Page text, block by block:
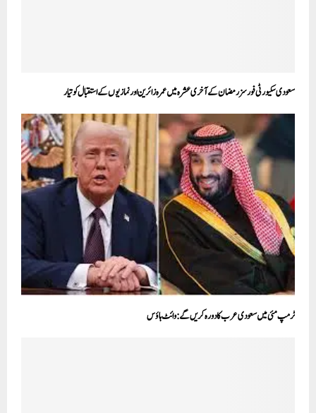
سعودی سکیورٹی فورسزرمضان کے آخری عشرہ میں عمرہ زائرین اورنمازیوں کےاستقبال کوتیار
ٹرمپ مئی میں سعودی عرب کا دورہ کریں گے: وائٹ ہاؤس